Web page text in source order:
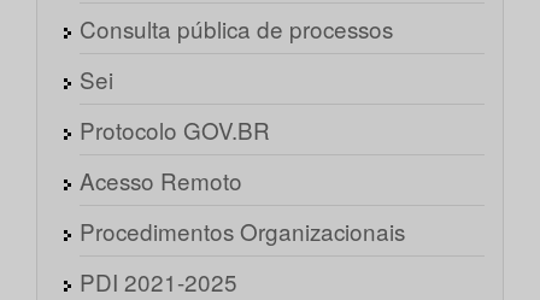
Consulta pública de processos
Sei
Protocolo GOV.BR
Acesso Remoto
Procedimentos Organizacionais
PDI 2021-2025